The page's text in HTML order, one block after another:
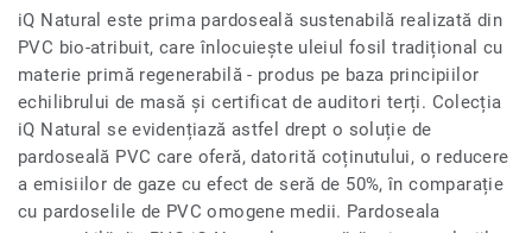
iQ Natural este prima pardoseală sustenabilă realizată din
PVC bio-atribuit, care înlocuiește uleiul fosil tradițional cu
materie primă regenerabilă - produs pe baza principiilor
echilibrului de masă și certificat de auditori terți. Colecția
iQ Natural se evidențiază astfel drept o soluție de
pardoseală PVC care oferă, datorită coținutului, o reducere
a emisiilor de gaze cu efect de seră de 50%, în comparație
cu pardoselile de PVC omogene medii. Pardoseala